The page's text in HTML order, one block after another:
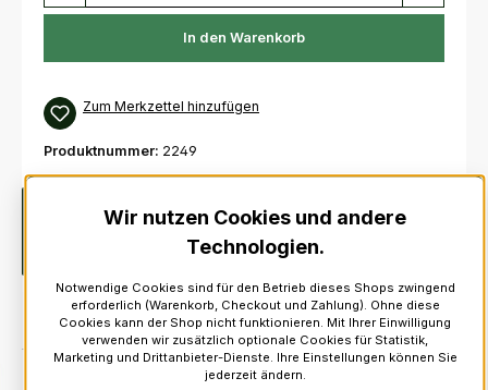
In den Warenkorb
Zum Merkzettel hinzufügen
Produktnummer: 2249
Beschreibung
Pearl MXB-1 T-Frame Pipe Band Bass
und bietet hohen Tragekomfo…Mehr
Wir nutzen Cookies und andere
Technologien.
Notwendige Cookies sind für den Betrieb dieses Shops zwingend
erforderlich (Warenkorb, Checkout und Zahlung). Ohne diese
Cookies kann der Shop nicht funktionieren. Mit Ihrer Einwilligung
verwenden wir zusätzlich optionale Cookies für Statistik,
Marketing und Drittanbieter-Dienste. Ihre Einstellungen können Sie
jederzeit ändern.